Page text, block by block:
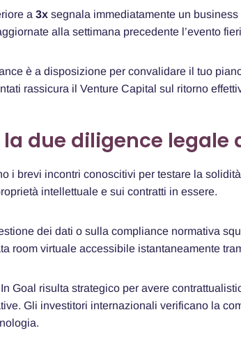
a 3x segnala immediatamente un
alla settimana precedente l’evento
è a disposizione per convalidare il tuo
rassicura il Venture Capital sul ritorno
due diligence
i brevi incontri conoscitivi per testare la
intellettuale e sui contratti in essere.
dei dati o sulla compliance normativa
room virtuale accessibile istantaneamente
Goal risulta strategico per avere
Gli investitori internazionali verificano la